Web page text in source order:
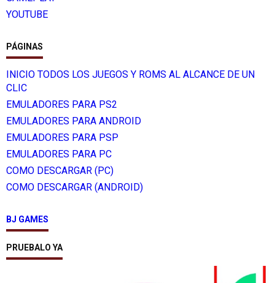
YOUTUBE
PÁGINAS
INICIO TODOS LOS JUEGOS Y ROMS AL ALCANCE DE UN
CLIC
EMULADORES PARA PS2
EMULADORES PARA ANDROID
EMULADORES PARA PSP
EMULADORES PARA PC
COMO DESCARGAR (PC)
COMO DESCARGAR (ANDROID)
BJ GAMES
PRUEBALO YA